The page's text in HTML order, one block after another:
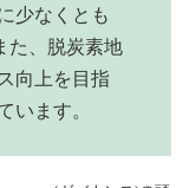
少なくとも
た、脱炭素地
向上を目指
います。